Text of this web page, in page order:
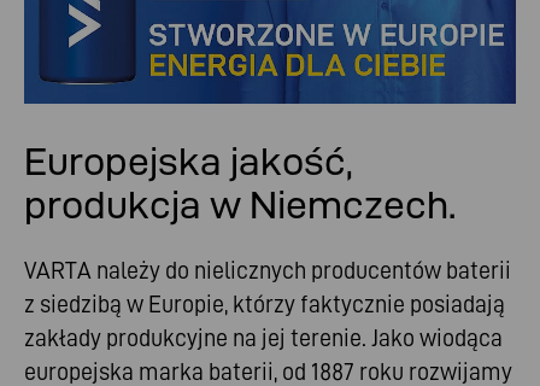
Europejska jakość,
produkcja w Niemczech.
VARTA należy do nielicznych producentów baterii
z siedzibą w Europie, którzy faktycznie posiadają
zakłady produkcyjne na jej terenie. Jako wiodąca
europejska marka baterii, od 1887 roku rozwijamy